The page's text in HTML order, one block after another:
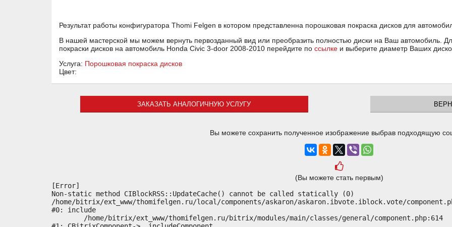
Результат работы конфигуратора Thomi Felgen в котором представленна порошковая покраска дисков для
В нашей мастерской мы можем вернуть первозданный вид или преобразить полностью диски на Ваш автомобиль.
покраски дисков на автомобиль Honda Civic 3-door 2008-2010 перейдите по ссылке и выберите диаметр Ваших
Услуга: Порошковая покраска дисков
Цвет:
ЗАКАЗАТЬ АНАЛОГИЧНУЮ УСЛУГУ
Вы можете сохранить полученное изображение выбрав подходящую
(Вы можете стать первым)
[Error]
Non-static method CIBlockRSS::UpdateCache() cannot be called statically (0)
/home/bitrix/ext_www/thomifelgen.ru/local/components/askaron/askaron.ibvote.iblock.vote/
#0: include